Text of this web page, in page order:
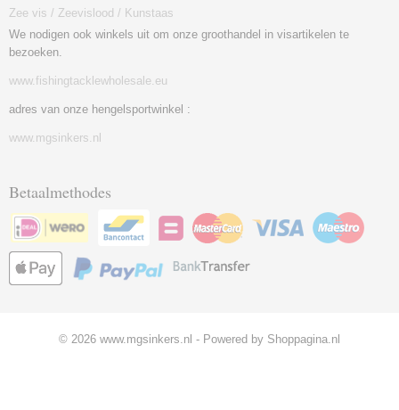
Zee vis / Zeevislood / Kunstaas
We nodigen ook winkels uit om onze groothandel in visartikelen te
bezoeken.
www.fishingtacklewholesale.eu
adres van onze hengelsportwinkel :
www.mgsinkers.nl
Betaalmethodes
© 2026 www.mgsinkers.nl - Powered by Shoppagina.nl